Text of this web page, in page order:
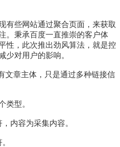
有些网站通过聚合页面，来获取
。秉承百度一直推崇的客户体
性，此次推出劲风算法，就是控
少对用户的影响。
文章主体，只是通过多种链接信
类型。
内容为采集内容。